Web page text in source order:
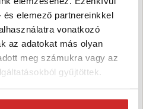
elemező partnereinkkel
vonatkozó
az adatokat más olyan
meg számukra vagy az
gyűjtöttek.
SVX Tűzoltó karabiner